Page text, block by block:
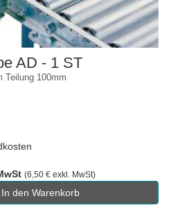
AD - 1 ST
Teilung 100mm
(6,50 € exkl. MwSt)
In den Warenkorb